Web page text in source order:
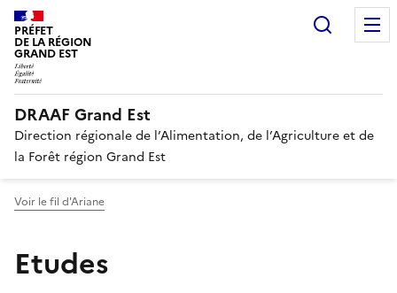
PRÉFET
DE LA RÉGION
GRAND EST
DRAAF Grand Est
Direction régionale de l’Alimentation, de l’Agriculture et de
la Forêt région Grand Est
Voir le fil d'Ariane
Etudes